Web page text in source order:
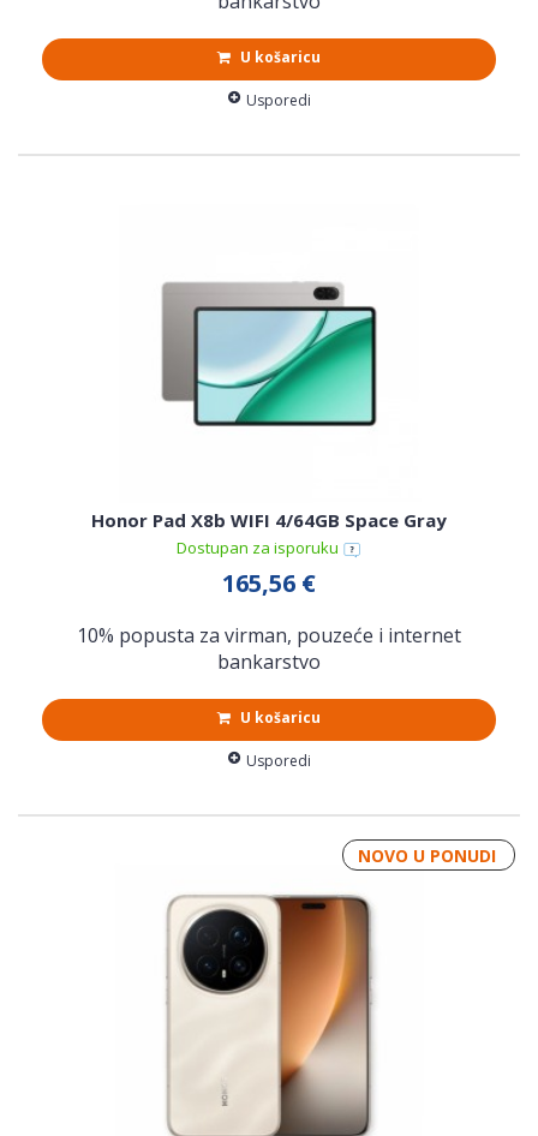
U košaricu
Usporedi
Honor Pad X8b WIFI 4/64GB Space Gray
Dostupan za isporuku
165,56 €
10% popusta za virman, pouzeće i internet
bankarstvo
U košaricu
Usporedi
NOVO U PONUDI